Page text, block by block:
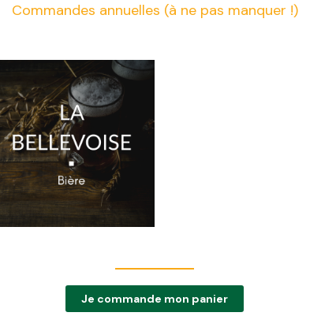
Commandes annuelles (à ne pas manquer !)
Je commande mon panier